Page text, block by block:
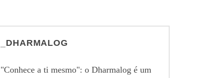
_DHARMALOG
"Conhece a ti mesmo": o Dharmalog é um